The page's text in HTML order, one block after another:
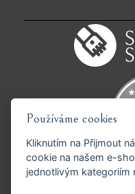
Používáme cookies
Kliknutím na Přijmout
cookie na našem e-shopu. Více
jednotlivým kategoriím